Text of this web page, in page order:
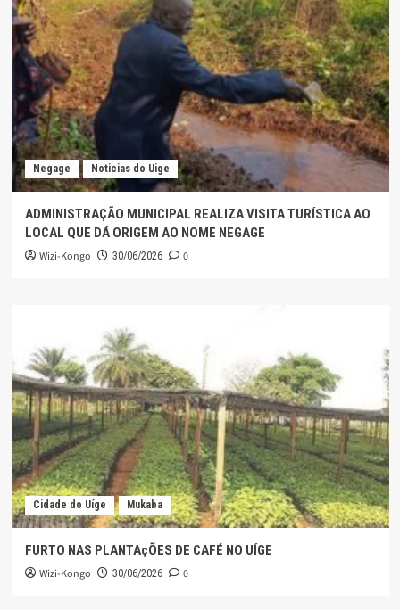
Negage Noticias do Uige
ADMINISTRAÇÃO MUNICIPAL REALIZA VISITA TURÍSTICA AO
LOCAL QUE DÁ ORIGEM AO NOME NEGAGE
Wizi-Kongo 30/06/2026 0
Cidade do Uíge Mukaba
FURTO NAS PLANTAçÕES DE CAFÉ NO UÍGE
Wizi-Kongo 30/06/2026 0